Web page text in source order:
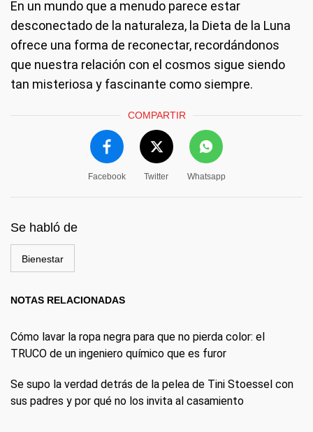
En un mundo que a menudo parece estar
desconectado de la naturaleza, la Dieta de la Luna
ofrece una forma de reconectar, recordándonos
que nuestra relación con el cosmos sigue siendo
tan misteriosa y fascinante como siempre.
COMPARTIR
Facebook Twitter Whatsapp
Se habló de
Bienestar
NOTAS RELACIONADAS
Cómo lavar la ropa negra para que no pierda color: el
TRUCO de un ingeniero químico que es furor
Se supo la verdad detrás de la pelea de Tini Stoessel con
sus padres y por qué no los invita al casamiento